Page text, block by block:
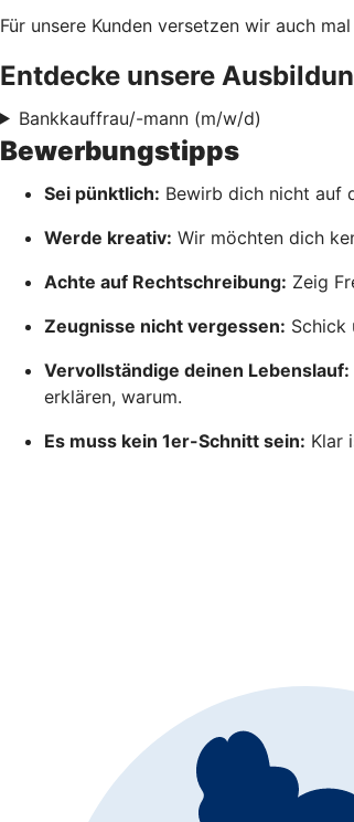
Für unsere Kunden versetzen wir auch
Entdecke unsere
Bankkauffrau/-mann (m/w/d)
Bewerbungstipps
Sei pünktlich: Bewirb dich nicht auf
Werde kreativ: Wir möchten dich
Achte auf Rechtschreibung: Zeig
Zeugnisse nicht vergessen: Schick
Vervollständige deinen Lebenslauf:
erklären, warum.
Es muss kein 1er-Schnitt sein: Klar